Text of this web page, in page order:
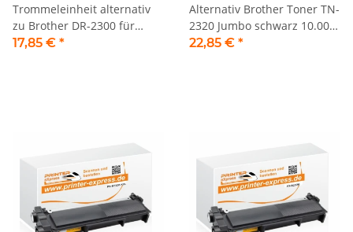
Trommeleinheit alternativ
zu Brother DR-2300 für
Brother Drucker
17,85 € *
Alternativ Brother Toner TN-
2320 Jumbo schwarz 10.000
Seiten
22,85 € *